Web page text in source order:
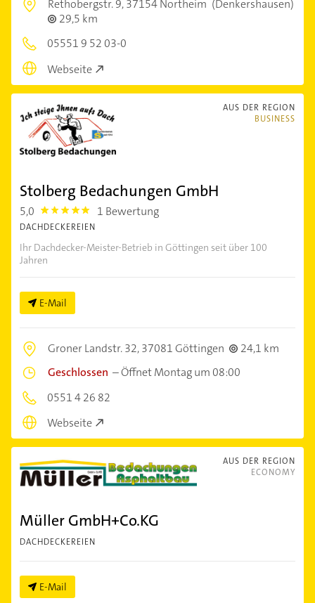
Rethobergstr. 9,37154 Northeim (Denkershausen)
29,5 km
05551 9 52 03-0
Webseite
AUS DER REGION
BUSINESS
Stolberg Bedachungen GmbH
5,0 5.0 1 Bewertung
DACHDECKEREIEN
Ihr Dachdecker-Meister-Betrieb in Göttingen seit über 100
Jahren
E-Mail
Groner Landstr. 32,37081 Göttingen
24,1 km
Geschlossen –Öffnet Montag um 08:00
0551 4 26 82
Webseite
AUS DER REGION
ECONOMY
Müller GmbH+Co.KG
DACHDECKEREIEN
E-Mail